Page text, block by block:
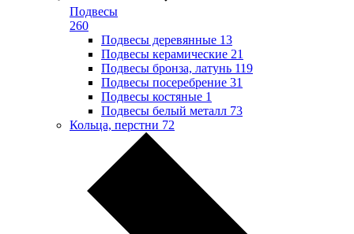
Подвесы
260
Подвесы деревянные 13
Подвесы керамические 21
Подвесы бронза, латунь 119
Подвесы посеребрение 31
Подвесы костяные 1
Подвесы белый металл 73
Кольца, перстни 72